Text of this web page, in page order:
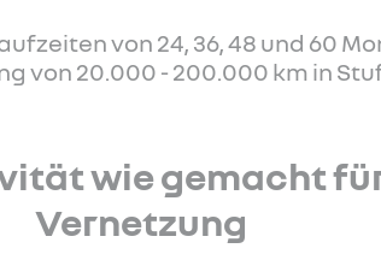
von 24, 36, 48 und 60
von 20.000 - 200.000 km in
wie gemacht
Vernetzung